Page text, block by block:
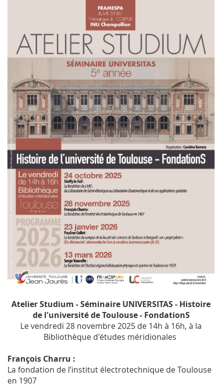
Atelier Studium - Séminaire UNIVERSITAS - Histoire
de l'université de Toulouse - FondationS
Le vendredi 28 novembre 2025 de 14h à 16h, à la
Bibliothèque d'études méridionales
François Charru :
La fondation de l’institut électrotechnique de Toulouse
en 1907